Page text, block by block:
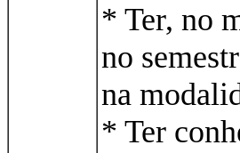
* Ter, no
no
na
* Ter